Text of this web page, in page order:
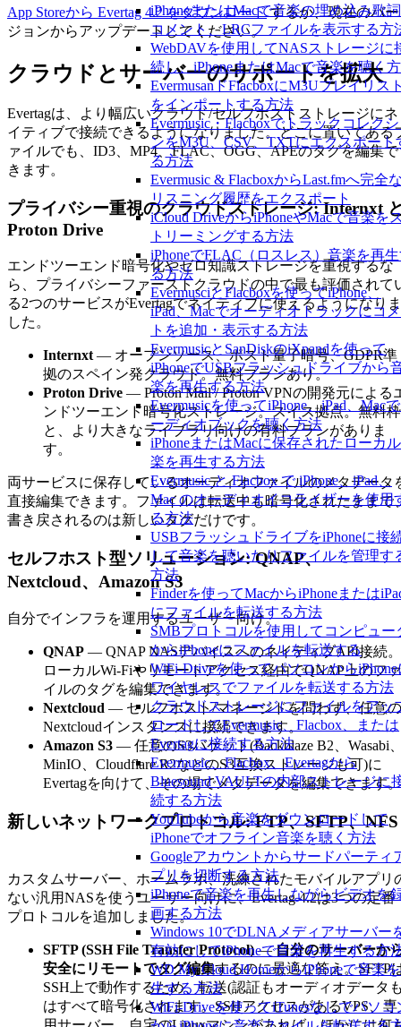
iPhoneまたはMacで音楽の埋め込み歌
コメント、LRCファイルを表示する方
WebDAVを使用してNASストレージに
続し、iPhoneまたはMacで音楽を聴く
EvermusanドFlacboxにM3Uプレイリス
をインポートする方法
Evermusic・Flacboxでトラックコレク
ンをM3U、CSV、TXTにエクスポート
る方法
Evermusic & FlacboxからLast.fmへ完全
リスニング履歴をエクスポート
iCloud DriveからiPhoneやMacで音楽を
トリーミングする方法
iPhoneでFLAC（ロスレス）音楽を再
る方法
EvermusciとFlacboxを使ってiPhone、
iPad、Macでオーディオトラックにコ
トを追加・表示する方法
EvermusicとSanDiskのiXpandを使って
iPhoneでUSBフラッシュドライブから
楽を再生する方法
Evermusicを使ってiPhone、iPad、Mac
ーディオブックを聴く方法
iPhoneまたはMacに保存されたローカ
楽を再生する方法
Evermusic と Flacbox で iPhone、iPad、
Mac のオーディオイコライザーを使用
る方法
USBフラッシュドライブをiPhoneに接
して音楽を聴いたりファイルを管理す
方法
Finderを使ってMacからiPhoneまたは
にファイルを転送する方法
SMBプロトコルを使用してコンピュー
からiPhoneにファイルを転送する
WiFi-Driveを使ってパソコンからiPhone
ワイヤレスでファイルを転送する方法
クラウドストレージにファイルをアッ
ロードしてEvermusic、Flacbox、または
Evertagに接続する方法
Evermusic、Flacbox、Evertagから
Bluesound VAULTの内部ストレージに
続する方法
YouTubeから音楽をダウンロードして
iPhoneでオフライン音楽を聴く方法
Googleアカウントからサードパーティ
プリを切断する方法
iPhoneで音楽を再生しながらビデオを
画する方法
Windows 10でDLNAメディアサーバー
有効にしてiPhoneで音楽を再生する方
WD My Cloud HomeからiPhoneで音楽
生する方法
WiFi-Driveを使ってiTunesなしでパソコ
App Storeから Evertag 4.2 をダウンロードするか、現在のバー
ジョンからアップデートしてください。
クラウドとサーバーのサポートを拡大
Evertagは、より幅広いクラウド/セルフホストストレージにネ
イティブで接続できるようになりました。どこに置いてある
ァイルでも、ID3、MP4、FLAC、OGG、APEのタグを編集で
きます。
プライバシー重視のクラウドストレージ: Internxt
Proton Drive
エンドツーエンド暗号化やゼロ知識ストレージを重視するな
ら、プライバシーファーストクラウドの中で最も評価されて
る2つのサービスがEvertagでネイティブに使えるようになりま
した。
Internxt — オープンソース、ポスト量子暗号、GDPR準
拠のスペイン発クラウド。無料プランあり。
Proton Drive — Proton Mail / Proton VPNの開発元による
ンドツーエンド暗号化ストレージ。スイス拠点。無料枠
と、より大きなライブラリ向けの有料プランがありま
す。
両サービスに保存しているオーディオファイルのメタデータ
直接編集できます。ファイルは転送中も暗号化されたままで
書き戻されるのは新しいタグだけです。
セルフホスト型ソリューション: QNAP、
Nextcloud、Amazon S3
自分でインフラを運用するユーザー向け。
QNAP — QNAP NASデバイスへのネイティブAPI接続。
ローカルWi-Fiやリモートアクセス経由でQNAP上のファ
イルのタグを編集できます。
Nextcloud — セルフホスト/マネージドを問わず、任意の
Nextcloudインスタンスに接続できます。
Amazon S3 — 任意のS3バケット(Backblaze B2、Wasabi
MinIO、Cloudflare R2などのS3互換ストレージも可)に
Evertagを向けて、その場でメタデータを編集できます。
新しいネットワークプロトコル: FTP、SFTP、NFS
カスタムサーバー、ホームラボ、洗練されたモバイルアプリ
ない汎用NASを使うユーザー向けに、Evertag 4.2は3つの定番
プロトコルを追加しました。
SFTP (SSH File Transfer Protocol)—自分のサーバーか
安全にリモートでタグ編集するのに最適な答え。SFTP
SSH上で動作するため、転送(認証もオーディオデータ
はすべて暗号化されます。SSHアクセスがあるVPS、専